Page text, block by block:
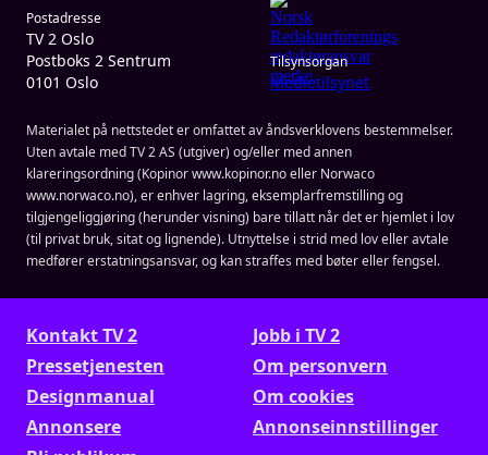
Tilsynsorgan
Medietilsynet
Postadresse
TV 2 Oslo
Postboks 2 Sentrum
0101 Oslo
Materialet på nettstedet er omfattet av åndsverklovens bestemmelser.
Uten avtale med TV 2 AS (utgiver) og/eller med annen
klareringsordning (Kopinor www.kopinor.no eller Norwaco
www.norwaco.no), er enhver lagring, eksemplarfremstilling og
tilgjengeliggjøring (herunder visning) bare tillatt når det er hjemlet i lov
(til privat bruk, sitat og lignende). Utnyttelse i strid med lov eller avtale
medfører erstatningsansvar, og kan straffes med bøter eller fengsel.
Kontakt TV 2
Presse­tjenesten
Designmanual
Annonsere
Jobb i TV 2
Om personvern
Om cookies
Annonseinnstillinger